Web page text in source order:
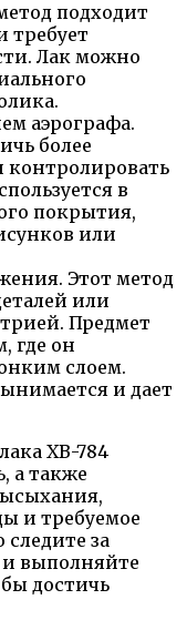
подходит
требует
Лак можно
аэрографа.
более
в
покрытия,
или
Этот метод
или
Предмет
где он
слоем.
и дает
ХВ-784
а также
и требуемое
за
выполняйте
достичь